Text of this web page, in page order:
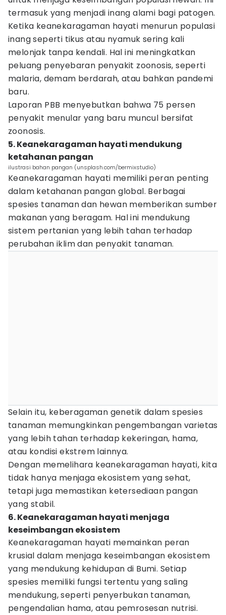
termasuk yang menjadi inang alami bagi patogen.
Ketika keanekaragaman hayati menurun populasi
inang seperti tikus atau nyamuk sering kali
melonjak tanpa kendali. Hal ini meningkatkan
peluang penyebaran penyakit zoonosis, seperti
malaria, demam berdarah, atau bahkan pandemi
baru.
Laporan PBB menyebutkan bahwa 75 persen
penyakit menular yang baru muncul bersifat
zoonosis.
5. Keanekaragaman hayati mendukung
ketahanan pangan
ilustrasi bahan pangan (unsplash.com/bermixstudio)
Keanekaragaman hayati memiliki peran penting
dalam ketahanan pangan global. Berbagai
spesies tanaman dan hewan memberikan sumber
makanan yang beragam. Hal ini mendukung
sistem pertanian yang lebih tahan terhadap
perubahan iklim dan penyakit tanaman.
Selain itu, keberagaman genetik dalam spesies
tanaman memungkinkan pengembangan varietas
yang lebih tahan terhadap kekeringan, hama,
atau kondisi ekstrem lainnya.
Dengan memelihara keanekaragaman hayati, kita
tidak hanya menjaga ekosistem yang sehat,
tetapi juga memastikan ketersediaan pangan
yang stabil.
6. Keanekaragaman hayati menjaga
keseimbangan ekosistem
Keanekaragaman hayati memainkan peran
krusial dalam menjaga keseimbangan ekosistem
yang mendukung kehidupan di Bumi. Setiap
spesies memiliki fungsi tertentu yang saling
mendukung, seperti penyerbukan tanaman,
pengendalian hama, atau pemrosesan nutrisi.